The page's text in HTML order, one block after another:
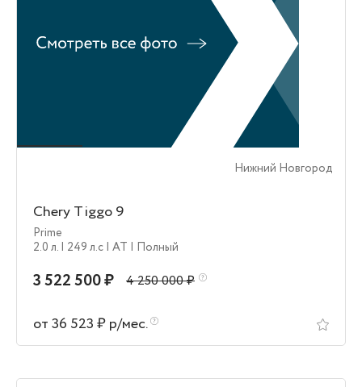
Нижний Новгород
Chery Tiggo 9
Prime
2.0 л. | 249 л.c | AT | Полный
3 522 500 ₽ 4 250 000 ₽
от 36 523 ₽ р/мес.